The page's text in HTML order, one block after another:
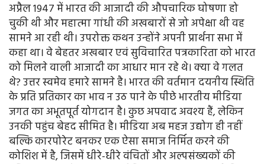
अप्रैल 1947 में भारत की आजादी की औपचारिक घोषणा हो
चुकी थी और महात्मा गांधी की अखबारों से जो अपेक्षा थी वह
सामने आ रही थी। उपरोक्त कथन उन्होंने अपनी प्रार्थना सभा में
कहा था। वे बेहतर अखबार एवं सुविचारित पत्रकारिता को भारत
को मिलने वाली आजादी का आधार मान रहे थे। क्या वे गलत
थे? उत्तर स्वमेव हमारे सामने है। भारत की वर्तमान दयनीय स्थिति
के प्रति प्रतिकार का भाव न उठ पाने के पीछे भारतीय मीडिया
जगत का अभूतपूर्त योगदान है। कुछ अपवाद अवश्य हैं, लेकिन
उनकी पहुंच बेहद सीमित है। मीडिया अब महज उद्योग ही नहीं
बल्कि कारपोरेट बनकर एक ऐसा समाज निर्मित करने की
कोशिश में है, जिसमें धीरे-धीरे वंचितों और अल्पसंख्यकों की